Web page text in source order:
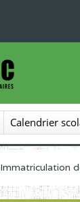
Calendrier
Immatriculation